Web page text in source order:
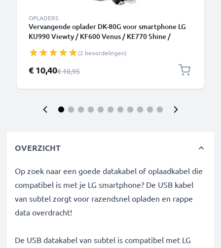
OPLADERS
Vervangende oplader DK-80G voor smartphone LG
KU990 Viewty / KF600 Venus / KE770 Shine /
charger 1A / 1000mA oplaadstation 1m
(2 beoordelingen)
Speciale prijs
€ 10,40Normale prijs
€ 10,95
OVERZICHT
Op zoek naar een goede datakabel of oplaadkabel die
compatibel is met je LG smartphone? De USB kabel
van subtel zorgt voor razendsnel opladen en rappe
data overdracht!
De USB datakabel van subtel is compatibel met LG